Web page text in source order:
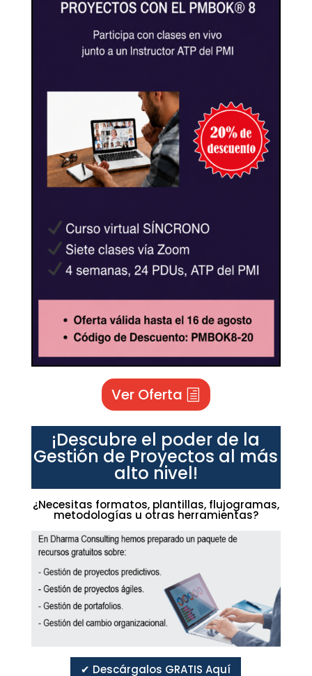
Ver Oferta
¡Descubre el poder de la
Gestión de Proyectos al más
alto nivel!
¿Necesitas formatos, plantillas, flujogramas,
metodologías u otras herramientas?
✔ Descárgalos GRATIS Aquí